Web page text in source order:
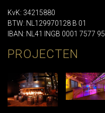
KvK: 34215880
BTW: NL129970128 B 01
IBAN: NL41 INGB 0001 7577 95
PROJECTEN